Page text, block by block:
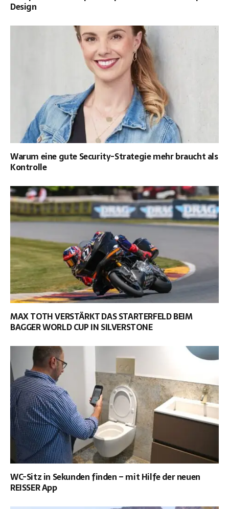
Design
Warum eine gute Security-Strategie mehr braucht als
Kontrolle
MAX TOTH VERSTÄRKT DAS STARTERFELD BEIM
BAGGER WORLD CUP IN SILVERSTONE
WC-Sitz in Sekunden finden – mit Hilfe der neuen
REISSER App